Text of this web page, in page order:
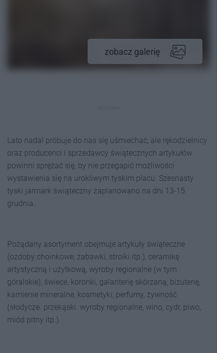
zobacz galerię
Lato nadal próbuje do nas się uśmiechać, ale rękodzielnicy
oraz producenci i sprzedawcy świątecznych artykułów
powinni sprężać się, by nie przegapić możliwości
wystawienia się na urokliwym tyskim placu. Szesnasty
tyski jarmark świąteczny zaplanowano na dni 13-15
grudnia.
Pożądany asortyment obejmuje artykuły świąteczne
(ozdoby choinkowe, zabawki, stroiki itp.), ceramikę
artystyczną i użytkową, wyroby regionalne (w tym
góralskie), świece, koronki, galanterię skórzaną, biżuterię,
kamienie mineralne, kosmetyki, perfumy, żywność
(słodycze. przekąski. wyroby regionalne, wino, cydr, piwo,
miód pitny itp.).